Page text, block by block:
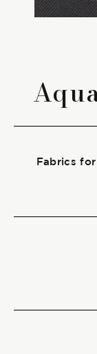
Fabrics